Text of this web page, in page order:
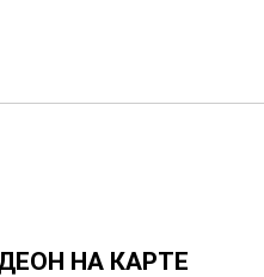
НА КАРТЕ